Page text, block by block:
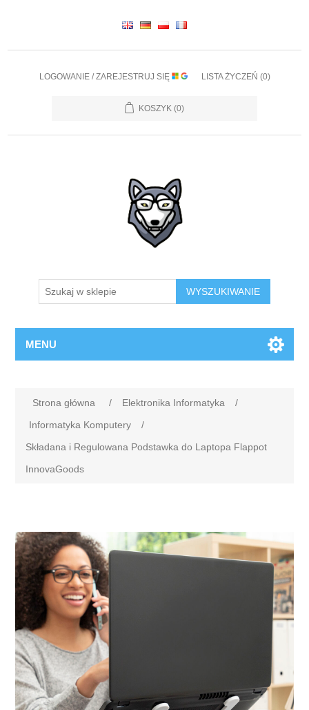
LOGOWANIE / ZAREJESTRUJ SIĘ LISTA ŻYCZEŃ (0)
KOSZYK (0)
WYSZUKIWANIE
MENU
Strona główna / Elektronika Informatyka
/
Informatyka Komputery
/
Składana i Regulowana Podstawka do Laptopa Flappot
InnovaGoods